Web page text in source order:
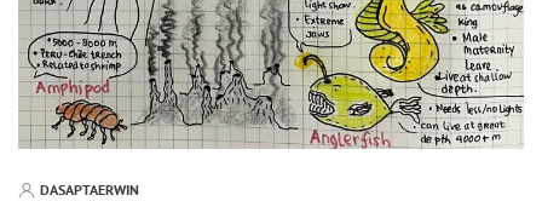
DASAPTAERWIN